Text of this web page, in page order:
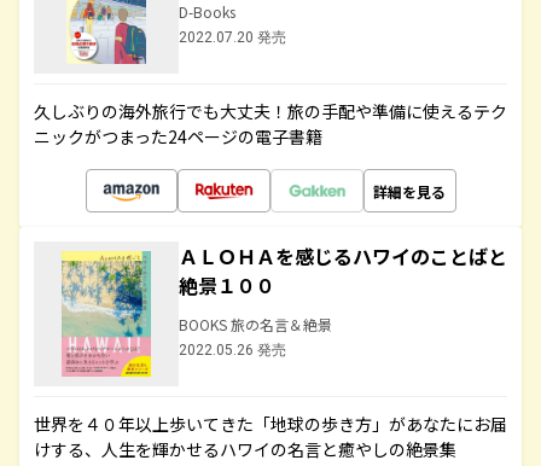
D-Books
2022.07.20 発売
久しぶりの海外旅行でも大丈夫！旅の手配や準備に使えるテク
ニックがつまった24ページの電子書籍
詳細を見る
ＡＬＯＨＡを感じるハワイのことばと
絶景１００
BOOKS 旅の名言＆絶景
2022.05.26 発売
世界を４０年以上歩いてきた「地球の歩き方」があなたにお届
けする、人生を輝かせるハワイの名言と癒やしの絶景集